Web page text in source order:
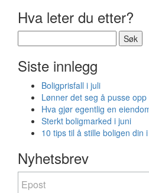
Hva leter du etter?
etter:
Siste innlegg
Boligprisfall i juli
Lønner det seg å pusse opp
Hva gjør egentlig en
Sterkt boligmarked i juni
10 tips til å stille boligen din
Nyhetsbrev
Nyhetsbrev
you